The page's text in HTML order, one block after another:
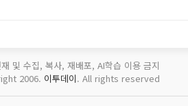
및 수집, 복사, 재배포, AI학습 이용 금지
2006. 이투데이. All rights reserved